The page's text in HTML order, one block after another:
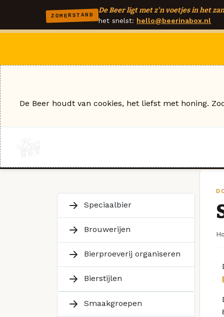
ZOMERSTAND
De Beer ligt met z'n voetjes in het
het snelst: hello@beerinabox.nl
Speciaalbier
Brouwerijen
Bierproeverij organiseren
Bierstijlen
Smaakgroepen
De Beer houdt van cookies, het liefst met honing.